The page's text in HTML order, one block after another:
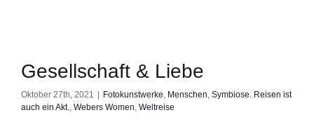
Gesellschaft & Liebe
Oktober 27th, 2021 Fotokunstwerke, Menschen, Symbiose. Reisen ist
auch ein Akt., Webers Women, Weltreise